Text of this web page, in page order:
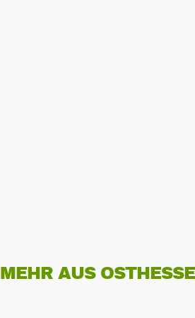
MEHR AUS